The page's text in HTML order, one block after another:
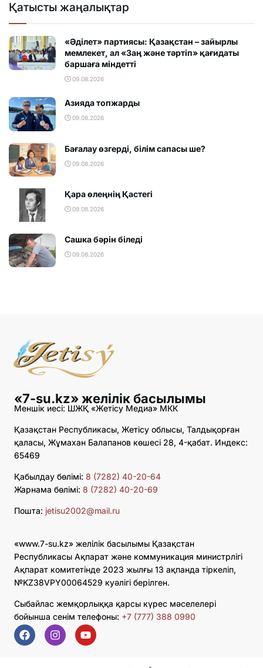
Қатысты жаңалықтар
«Әділет» партиясы: Қазақстан – зайырлы
мемлекет, ал «Заң және тәртіп» қағидаты
баршаға міндетті
09.08.2026
Азияда топжарды
09.08.2026
Бағалау өзгерді, білім сапасы ше?
09.08.2026
Қара өлеңнің Қастегі
09.08.2026
Сашка бәрін біледі
09.08.2026
«7-su.kz» желілік басылымы
Меншік иесі: ШЖҚ «Жетісу Медиа» МКК
Қазақстан Республикасы, Жетісу облысы, Талдықорған
қаласы, Жұмахан Балапанов көшесі 28, 4-қабат. Индекс:
65469
Қабылдау бөлімі: 8 (7282) 40-20-64
Жарнама бөлімі: 8 (7282) 40-20-69
Пошта: jetisu2002@mail.ru
«www.7-su.kz» желілік басылымы Қазақстан
Республикасы Ақпарат және коммуникация министрлігі
Ақпарат комитетінде 2023 жылғы 13 ақпанда тіркеліп,
№KZ38VPY00064529 куәлігі берілген.
Сыбайлас жемқорлыққа қарсы күрес мәселелері
бойынша сенім телефоны: +7 (777) 388 0990